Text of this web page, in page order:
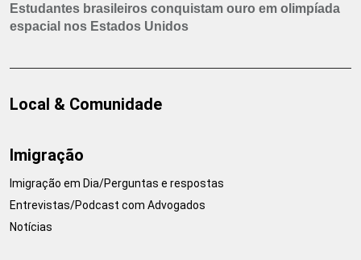
Estudantes brasileiros conquistam ouro em olimpíada
espacial nos Estados Unidos
Local & Comunidade
Imigração
Imigração em Dia/Perguntas e respostas
Entrevistas/Podcast com Advogados
Notícias